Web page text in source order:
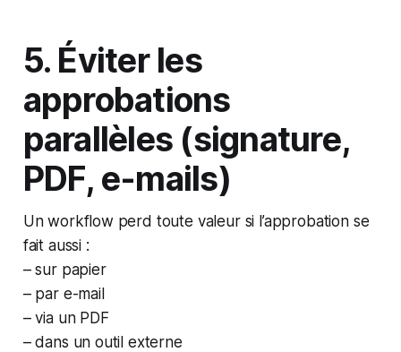
5. Éviter les
approbations
parallèles (signature,
PDF, e-mails)
Un workflow perd toute valeur si l’approbation se
fait aussi :
– sur papier
– par e-mail
– via un PDF
– dans un outil externe